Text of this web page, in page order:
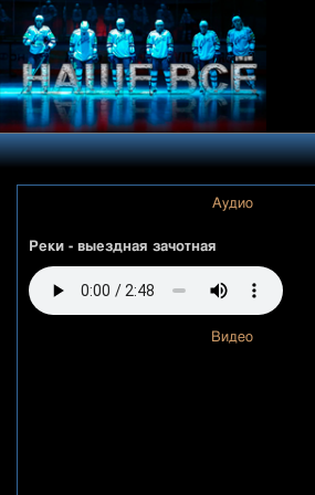
Аудио
Реки - выездная зачотная
Видео